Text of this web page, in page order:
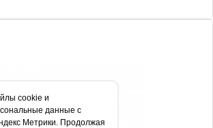
сookie и
данные с
Метрики. Продолжая